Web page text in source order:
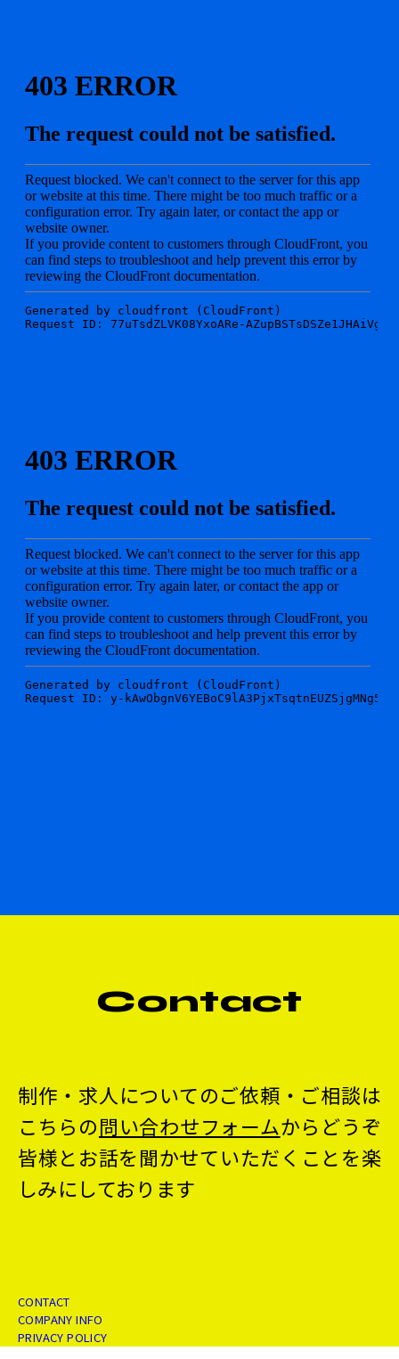
Contact
制作・求人についてのご依頼・ご相談は
こちらの問い合わせフォームからどうぞ
皆様とお話を聞かせていただくことを楽
しみにしております
CONTACT
COMPANY INFO
PRIVACY POLICY